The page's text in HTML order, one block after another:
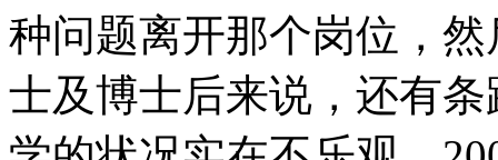
种问题离开那个岗位，
士及博士后来说，还有